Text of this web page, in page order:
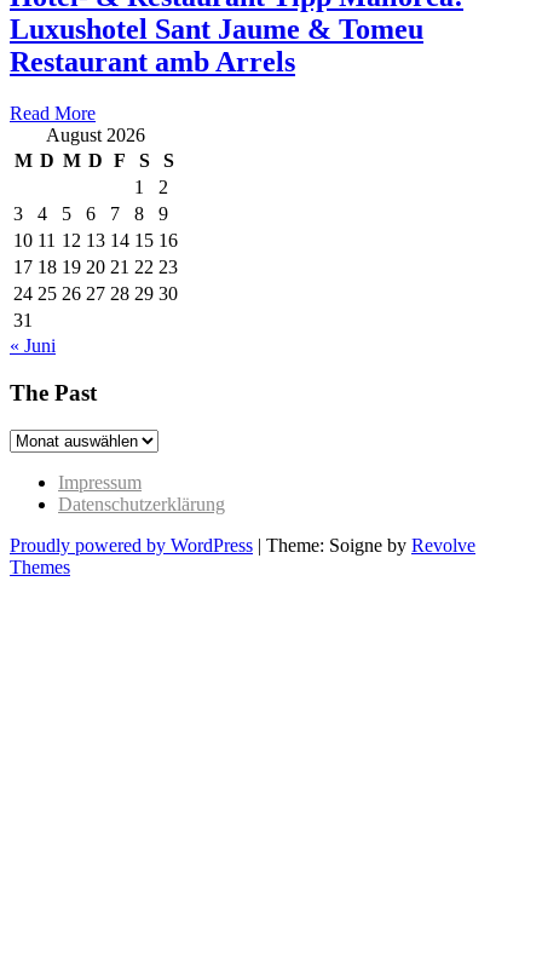
Luxushotel Sant Jaume & Tomeu
Restaurant amb Arrels
Read More
August 2026
M D M D F S
S
1
2
3
4 5 6 7 8
9
10 11 12 13 14 15 16
17 18 19 20 21 22 23
24 25 26 27 28 29 30
31
« Juni
The Past
The
Impressum
Datenschutzerklärung
Proudly powered by WordPress | Theme: Soigne by Revolve
Themes